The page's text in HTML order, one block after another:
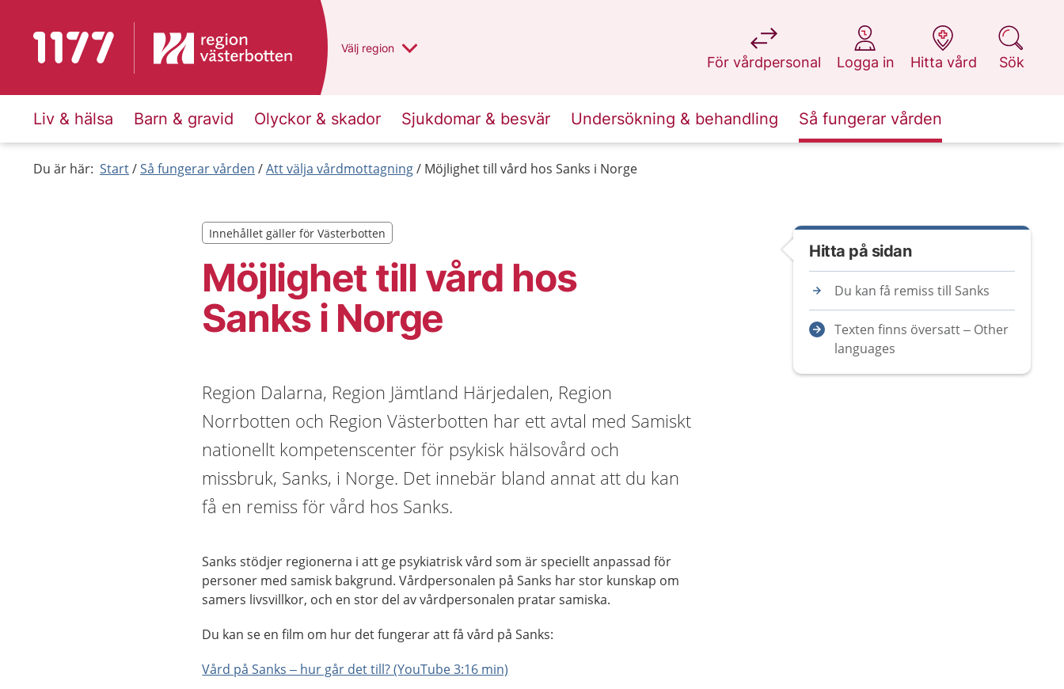
Till startsidan för 1177 Du har valt region
Välj en annan
region
För vårdpersonal
på 1177.se
Logga in
på 1177.se
Hitta vård
på 1177.se
Sök
på 1177.se
Liv & hälsa Barn & gravid Olyckor & skador Sjukdomar & besvär Undersökning & behandling Så fungerar vården
Du är här: Start Så fungerar vården Att välja vårdmottagning Möjlighet till vård hos Sanks i Norge
Möjlighet till vård hos
Sanks i Norge
Innehållet gäller för Västerbotten
Innehållet gäller för Västerbotten
Region Dalarna, Region Jämtland Härjedalen, Region
Norrbotten och Region Västerbotten har ett avtal med Samiskt
nationellt kompetenscenter för psykisk hälsovård och
missbruk, Sanks, i Norge. Det innebär bland annat att du kan
få en remiss för vård hos Sanks.
Sanks stödjer regionerna i att ge psykiatrisk vård som är speciellt anpassad för
personer med samisk bakgrund. Vårdpersonalen på Sanks har stor kunskap om
samers livsvillkor, och en stor del av vårdpersonalen pratar samiska.
Du kan se en film om hur det fungerar att få vård på Sanks:
Vård på Sanks – hur går det till? (YouTube 3:16 min)
Hitta på sidan
Du kan få remiss till Sanks
Texten finns översatt – Other
languages